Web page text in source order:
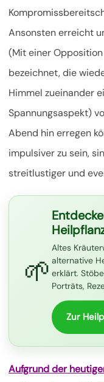
Ansonsten erreicht
(Mit einer
bezeichnet, die
Himmel zueinander
Spannungsaspekt)
Abend hin erregen
impulsiver zu sein,
streitlustiger und
🌱
Altes
alternative
erklärt.
Porträts,
Zur
Aufgrund der